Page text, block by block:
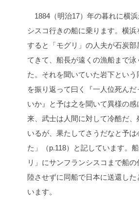
1884（明治17）年の暮れに横
シスコ行きの船に乗ります。横浜
すると「モグリ」の人夫が石炭部
てきて、船長が遠くの漁船まで泳
た。それを聞いていた岩下とい
を振り返って曰く『一人位死んだ
いか』と予は之を聞いて異様の感
来、武士は人間に対して冷酷だ、
いるが、果たしてさうだなと予は
た」（p.118）と記しています。
リ」にサンフランシスコまで船の
陸させずに同船で日本に送還した
います。